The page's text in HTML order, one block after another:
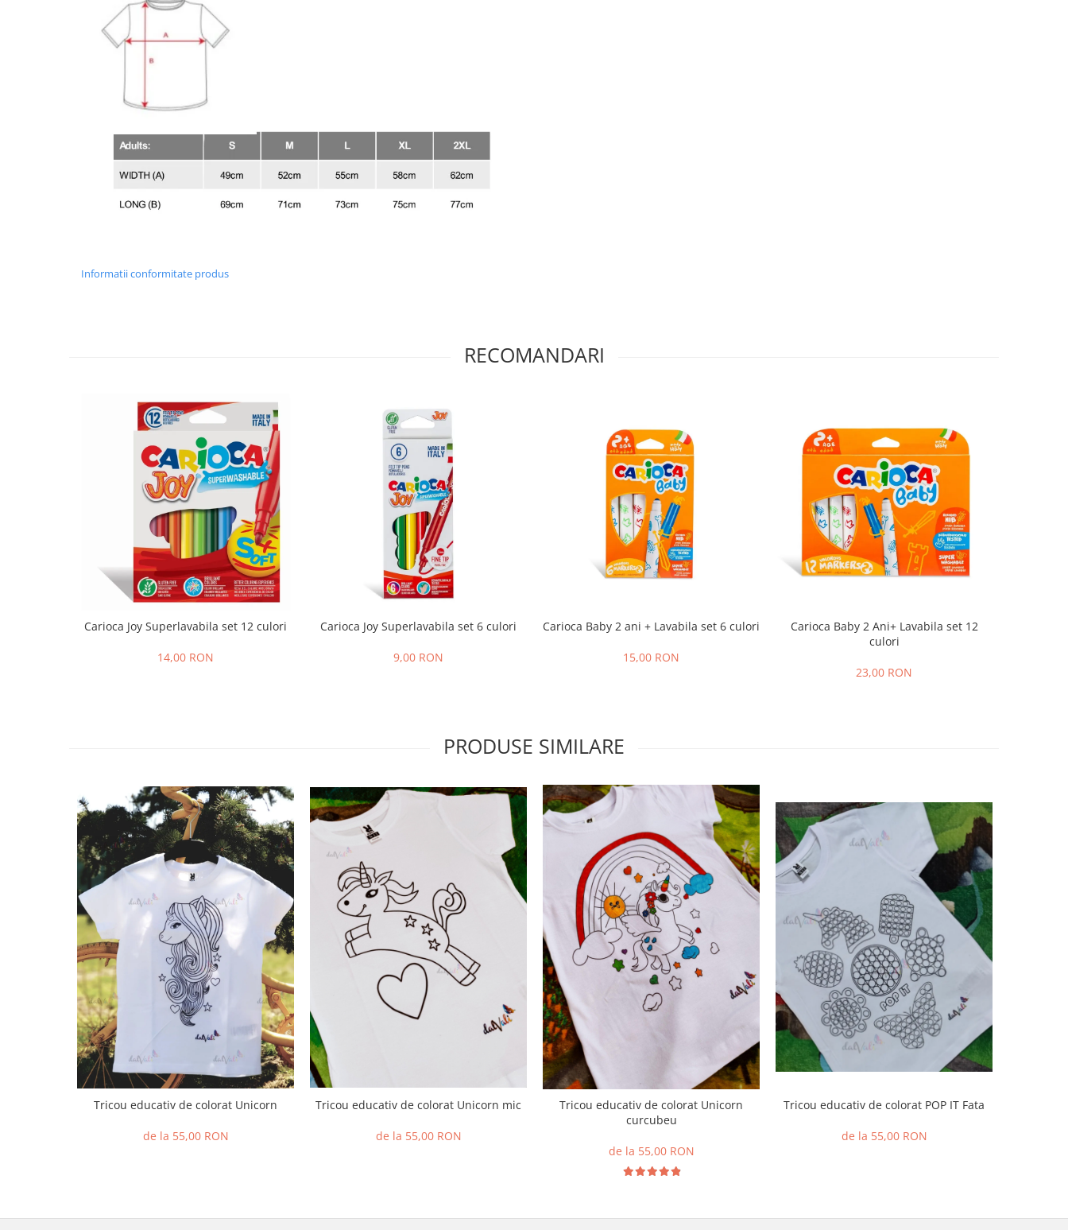
Informatii conformitate produs
RECOMANDARI
Carioca Joy Superlavabila set 12 culori
14,00 RON
Carioca Joy Superlavabila set 6 culori
9,00 RON
Carioca Baby 2 ani + Lavabila set 6 culori
15,00 RON
Carioca Baby 2 Ani+ Lavabila set 12
culori
23,00 RON
PRODUSE SIMILARE
Tricou educativ de colorat Unicorn
de la 55,00 RON
Tricou educativ de colorat Unicorn mic
de la 55,00 RON
Tricou educativ de colorat Unicorn
curcubeu
de la 55,00 RON
Tricou educativ de colorat POP IT Fata
de la 55,00 RON